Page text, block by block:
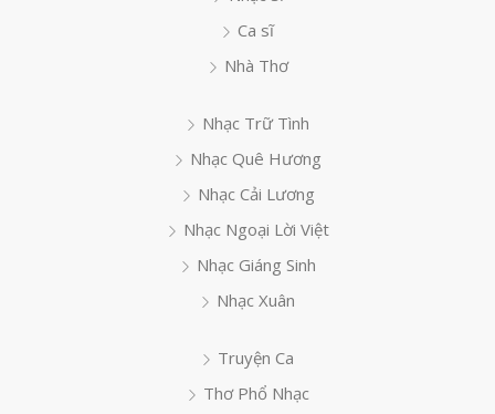
Ca sĩ
Nhà Thơ
Nhạc Trữ Tình
Nhạc Quê Hương
Nhạc Cải Lương
Nhạc Ngoại Lời Việt
Nhạc Giáng Sinh
Nhạc Xuân
Truyện Ca
Thơ Phổ Nhạc